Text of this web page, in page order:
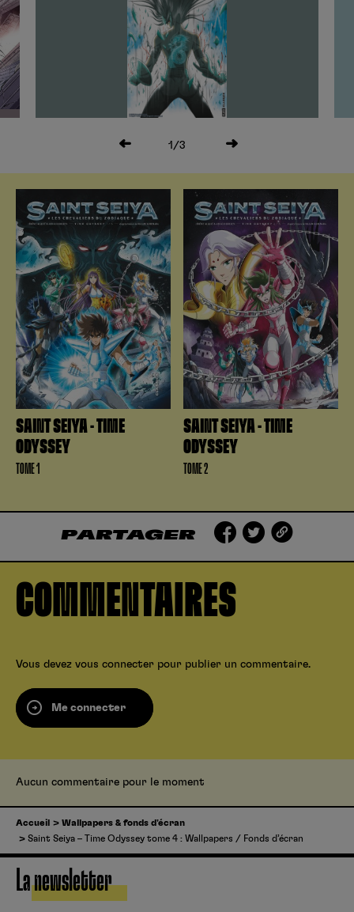
1 /3
SAINT SEIYA - TIME
ODYSSEY
TOME 1
SAINT SEIYA - TIME
ODYSSEY
TOME 2
PARTAGER
COMMENTAIRES
Vous devez vous connecter pour publier un commentaire.
Me connecter
Aucun commentaire pour le moment
Accueil
Wallpapers & fonds d'écran
Saint Seiya – Time Odyssey tome 4 : Wallpapers / Fonds d’écran
La newsletter